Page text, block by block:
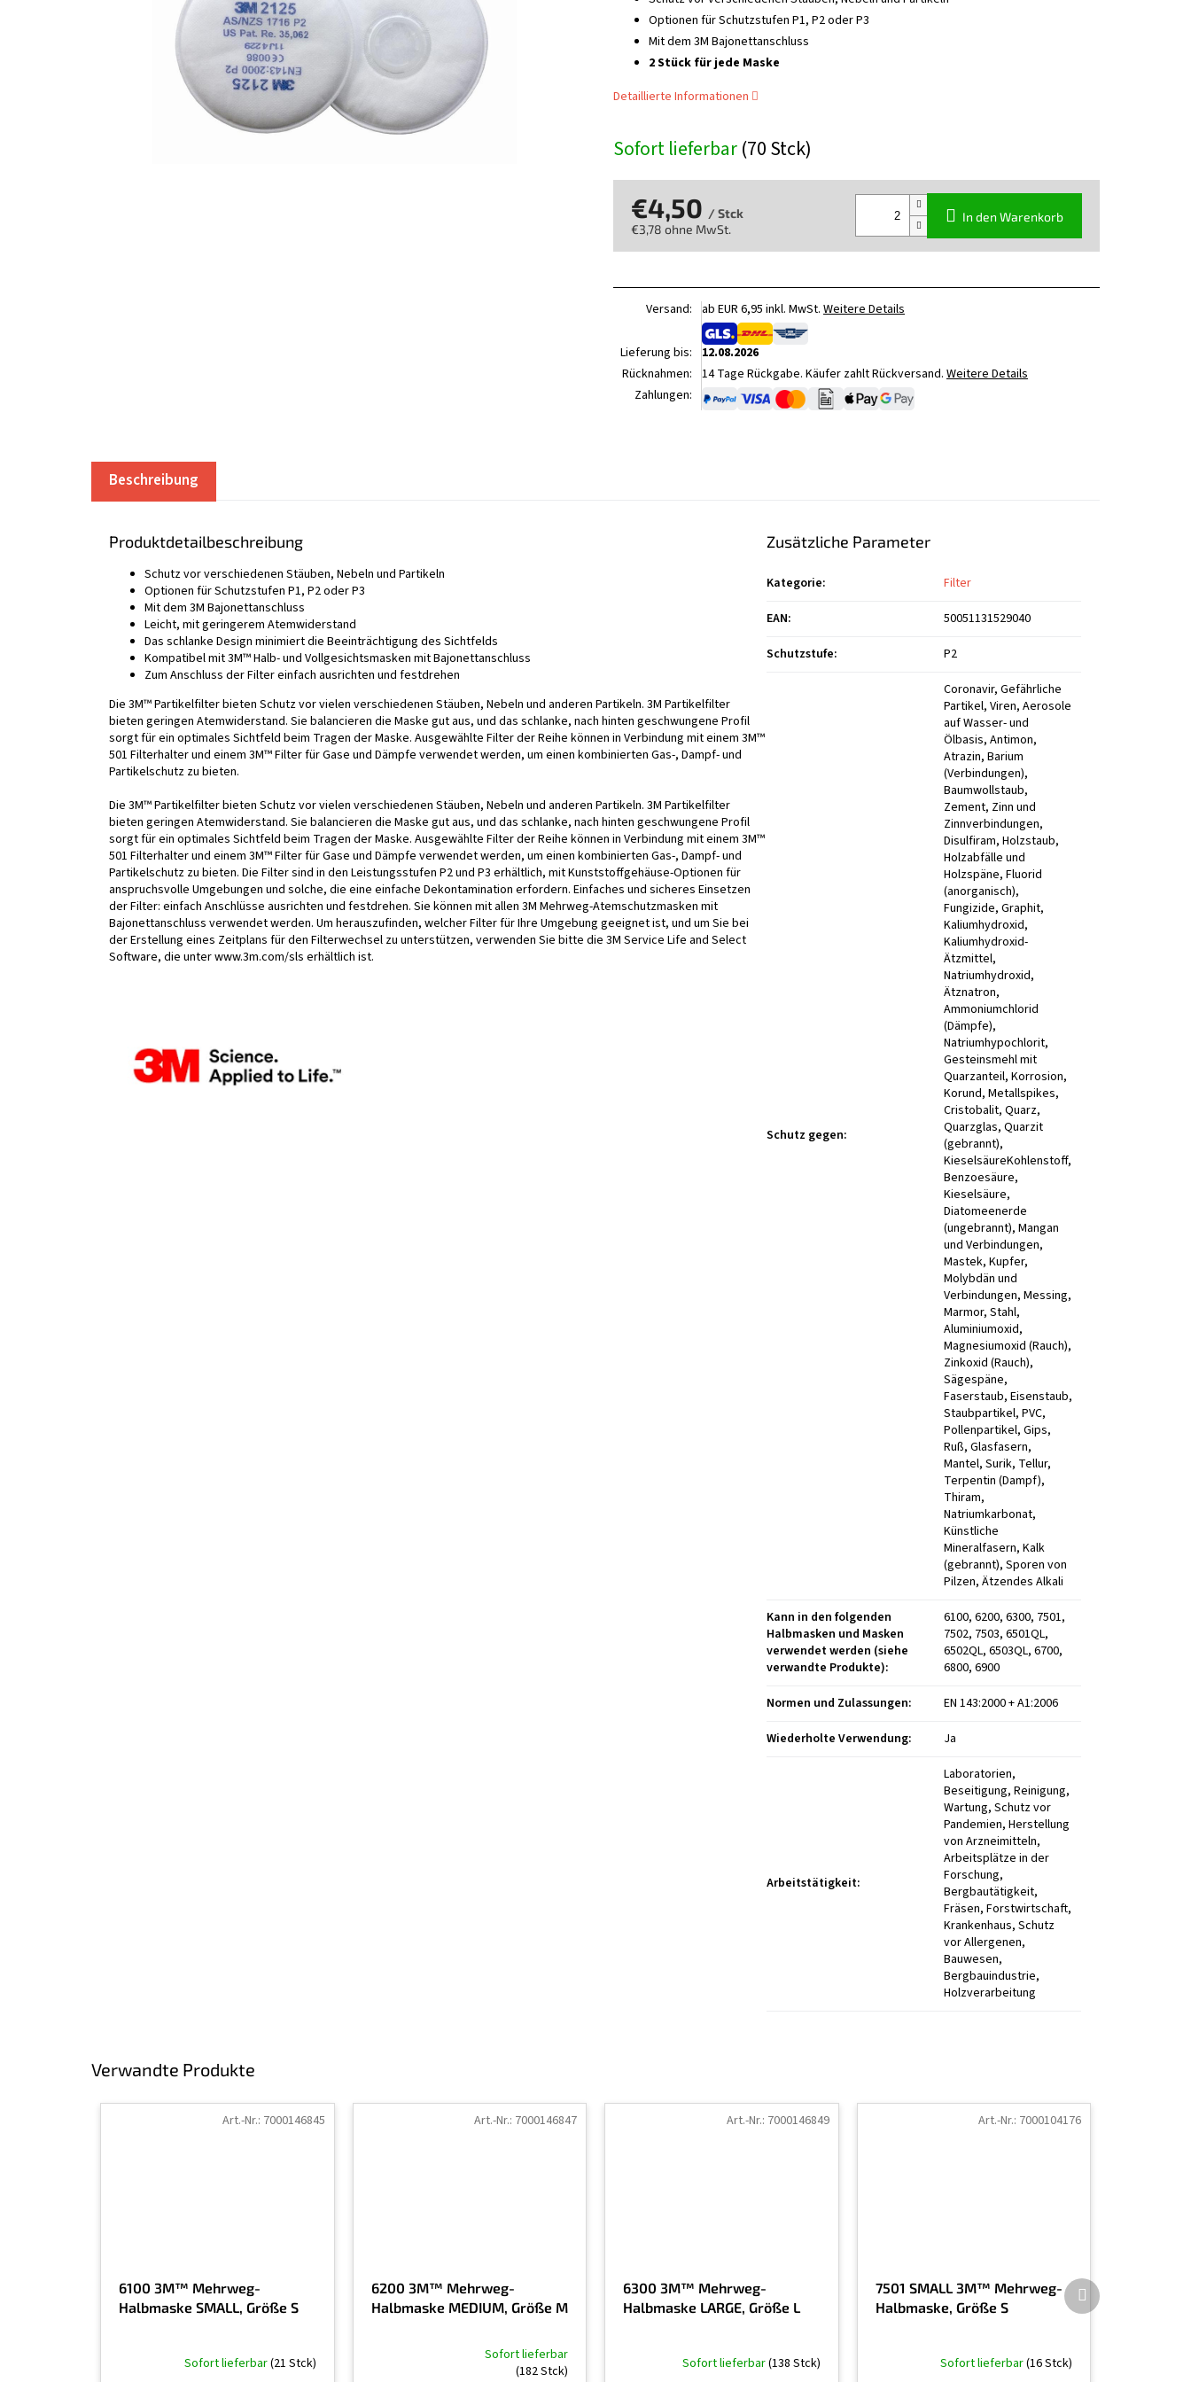
Sofort lieferbar(70 Stck)
Optionen für Schutzstufen P1, P2 oder P3
Mit dem 3M Bajonettanschluss
2 Stück für jede Maske
Detaillierte Informationen
€4,50 / Stck
€3,78 ohne MwSt.
In den Warenkorb
Versand: ab EUR 6,95 inkl. MwSt. Weitere Details
Lieferung bis:
12.08.2026
Rücknahmen: 14 Tage Rückgabe. Käufer zahlt Rückversand. Weitere Details
Zahlungen:
Verwandte Produkte
6100 3M™ Mehrweg-
Halbmaske SMALL, Größe S
Sofort lieferbar(21 Stck)
Art.-Nr.: 7000146845
6200 3M™ Mehrweg-
Halbmaske MEDIUM, Größe M
Sofort lieferbar
(182 Stck)
Art.-Nr.: 7000146847
6300 3M™ Mehrweg-
Halbmaske LARGE, Größe L
Sofort lieferbar(138 Stck)
Art.-Nr.: 7000146849
7501 SMALL 3M™ Mehrweg-
Halbmaske, Größe S
Sofort lieferbar(16 Stck)
Art.-Nr.: 7000104176
Nächstes
Produkt
Beschreibung
Produktdetailbeschreibung
Schutz vor verschiedenen Stäuben, Nebeln und Partikeln
Optionen für Schutzstufen P1, P2 oder P3
Mit dem 3M Bajonettanschluss
Leicht, mit geringerem Atemwiderstand
Das schlanke Design minimiert die Beeinträchtigung des Sichtfelds
Kompatibel mit 3M™ Halb- und Vollgesichtsmasken mit Bajonettanschluss
Zum Anschluss der Filter einfach ausrichten und festdrehen
Die 3M™ Partikelfilter bieten Schutz vor vielen verschiedenen Stäuben, Nebeln und anderen Partikeln. 3M Partikelfilter
bieten geringen Atemwiderstand. Sie balancieren die Maske gut aus, und das schlanke, nach hinten geschwungene Profil
sorgt für ein optimales Sichtfeld beim Tragen der Maske. Ausgewählte Filter der Reihe können in Verbindung mit einem 3M™
501 Filterhalter und einem 3M™ Filter für Gase und Dämpfe verwendet werden, um einen kombinierten Gas-, Dampf- und
Partikelschutz zu bieten.
Die 3M™ Partikelfilter bieten Schutz vor vielen verschiedenen Stäuben, Nebeln und anderen Partikeln. 3M Partikelfilter
bieten geringen Atemwiderstand. Sie balancieren die Maske gut aus, und das schlanke, nach hinten geschwungene Profil
sorgt für ein optimales Sichtfeld beim Tragen der Maske. Ausgewählte Filter der Reihe können in Verbindung mit einem 3M™
501 Filterhalter und einem 3M™ Filter für Gase und Dämpfe verwendet werden, um einen kombinierten Gas-, Dampf- und
Partikelschutz zu bieten. Die Filter sind in den Leistungsstufen P2 und P3 erhältlich, mit Kunststoffgehäuse-Optionen für
anspruchsvolle Umgebungen und solche, die eine einfache Dekontamination erfordern. Einfaches und sicheres Einsetzen
der Filter: einfach Anschlüsse ausrichten und festdrehen. Sie können mit allen 3M Mehrweg-Atemschutzmasken mit
Bajonettanschluss verwendet werden. Um herauszufinden, welcher Filter für Ihre Umgebung geeignet ist, und um Sie bei
der Erstellung eines Zeitplans für den Filterwechsel zu unterstützen, verwenden Sie bitte die 3M Service Life and Select
Software, die unter www.3m.com/sls erhältlich ist.
Zusätzliche Parameter
Kategorie:
Filter
EAN:
50051131529040
Schutzstufe: P2
Schutz gegen:
Coronavir, Gefährliche
Partikel, Viren, Aerosole
auf Wasser- und
Ölbasis, Antimon,
Atrazin, Barium
(Verbindungen),
Baumwollstaub,
Zement, Zinn und
Zinnverbindungen,
Disulfiram, Holzstaub,
Holzabfälle und
Holzspäne, Fluorid
(anorganisch),
Fungizide, Graphit,
Kaliumhydroxid,
Kaliumhydroxid-
Ätzmittel,
Natriumhydroxid,
Ätznatron,
Ammoniumchlorid
(Dämpfe),
Natriumhypochlorit,
Gesteinsmehl mit
Quarzanteil, Korrosion,
Korund, Metallspikes,
Cristobalit, Quarz,
Quarzglas, Quarzit
(gebrannt),
KieselsäureKohlenstoff,
Benzoesäure,
Kieselsäure,
Diatomeenerde
(ungebrannt), Mangan
und Verbindungen,
Mastek, Kupfer,
Molybdän und
Verbindungen, Messing,
Marmor, Stahl,
Aluminiumoxid,
Magnesiumoxid (Rauch),
Zinkoxid (Rauch),
Sägespäne,
Faserstaub, Eisenstaub,
Staubpartikel, PVC,
Pollenpartikel, Gips,
Ruß, Glasfasern,
Mantel, Surik, Tellur,
Terpentin (Dampf),
Thiram,
Natriumkarbonat,
Künstliche
Mineralfasern, Kalk
(gebrannt), Sporen von
Pilzen, Ätzendes Alkali
Kann in den folgenden
Halbmasken und Masken
verwendet werden (siehe
verwandte Produkte):
6100, 6200, 6300, 7501,
7502, 7503, 6501QL,
6502QL, 6503QL, 6700,
6800, 6900
Normen und Zulassungen:
EN 143:2000 + A1:2006
Wiederholte Verwendung: Ja
Arbeitstätigkeit:
Laboratorien,
Beseitigung, Reinigung,
Wartung, Schutz vor
Pandemien, Herstellung
von Arzneimitteln,
Arbeitsplätze in der
Forschung,
Bergbautätigkeit,
Fräsen, Forstwirtschaft,
Krankenhaus, Schutz
vor Allergenen,
Bauwesen,
Bergbauindustrie,
Holzverarbeitung